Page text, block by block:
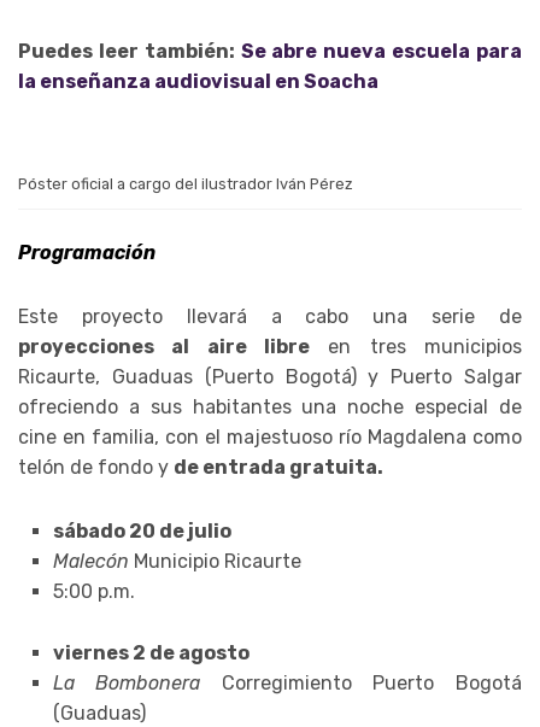
Puedes leer también: Se abre nueva escuela para
la enseñanza audiovisual en Soacha
Póster oficial a cargo del ilustrador Iván Pérez
Programación
Este proyecto llevará a cabo una serie de
proyecciones al aire libre en tres municipios
Ricaurte, Guaduas (Puerto Bogotá) y Puerto Salgar
ofreciendo a sus habitantes una noche especial de
cine en familia, con el majestuoso río Magdalena como
telón de fondo y de entrada gratuita.
sábado 20 de julio
Malecón Municipio Ricaurte
5:00 p.m.
viernes 2 de agosto
La Bombonera Corregimiento Puerto Bogotá
(Guaduas)